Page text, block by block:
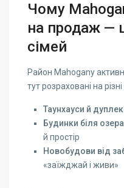
Чому
на продаж —
сімей
Район Mahogany
тут розраховані на
Таунхауси й
Будинки біля озера
й простір
Новобудови від
«заїжджай і живи»